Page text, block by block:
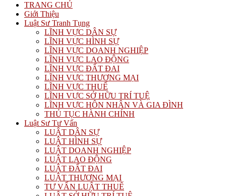
TRANG CHỦ
Giới Thiệu
Luật Sư Tranh Tụng
LĨNH VỰC DÂN SỰ
LĨNH VỰC HÌNH SỰ
LĨNH VỰC DOANH NGHIỆP
LĨNH VỰC LAO ĐỘNG
LĨNH VỰC ĐẤT ĐAI
LĨNH VỰC THƯƠNG MẠI
LĨNH VỰC THUẾ
LĨNH VỰC SỞ HỮU TRÍ TUỆ
LĨNH VỰC HÔN NHÂN VÀ GIA ĐÌNH
THỦ TỤC HÀNH CHÍNH
Luật Sư Tư Vấn
LUẬT DÂN SỰ
LUẬT HÌNH SỰ
LUẬT DOANH NGHIỆP
LUẬT LAO ĐỘNG
LUẬT ĐẤT ĐAI
LUẬT THƯƠNG MẠI
TƯ VẤN LUẬT THUẾ